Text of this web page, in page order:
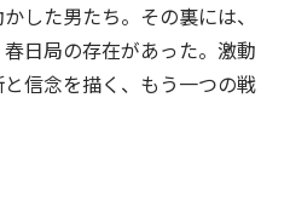
した男たち。その裏には、
日局の存在があった。激動
信念を描く、もう一つの戦